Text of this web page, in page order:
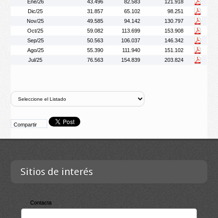
Ene/26
43.496 82.583
121.918
Dic/25
31.857 65.102
98.251
Nov/25
49.585 94.142
130.797
Oct/25
59.082 113.699
153.908
Sep/25
50.563 106.037
146.342
Ago/25
55.390 111.940
151.102
Jul/25
76.563 154.839 203.824
Compartir
Sitios de interés
Contacta